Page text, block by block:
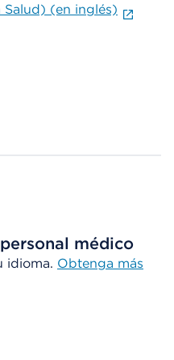
Salud) (en inglés)
médico
idioma. Obtenga más